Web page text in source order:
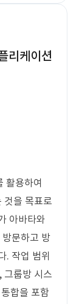
리케이션
용하여
것을 목표로
아바타와
문하고 방
. 작업 범위
그룹방 시스
합을 포함